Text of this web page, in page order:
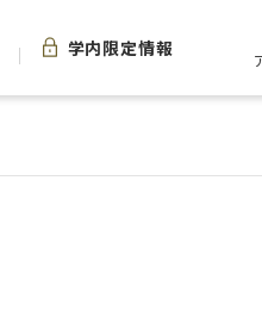
学内限定情報